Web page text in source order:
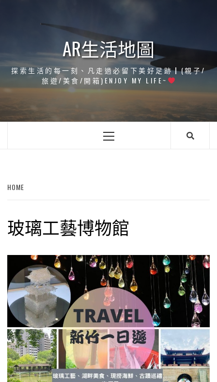
AR生活地圖
探索生活的每一刻、凡走過必留下美好足跡┃(親子/
旅遊/美食/開箱)ENJOY MY LIFE~
Primary
HOME
玻璃工藝博物館